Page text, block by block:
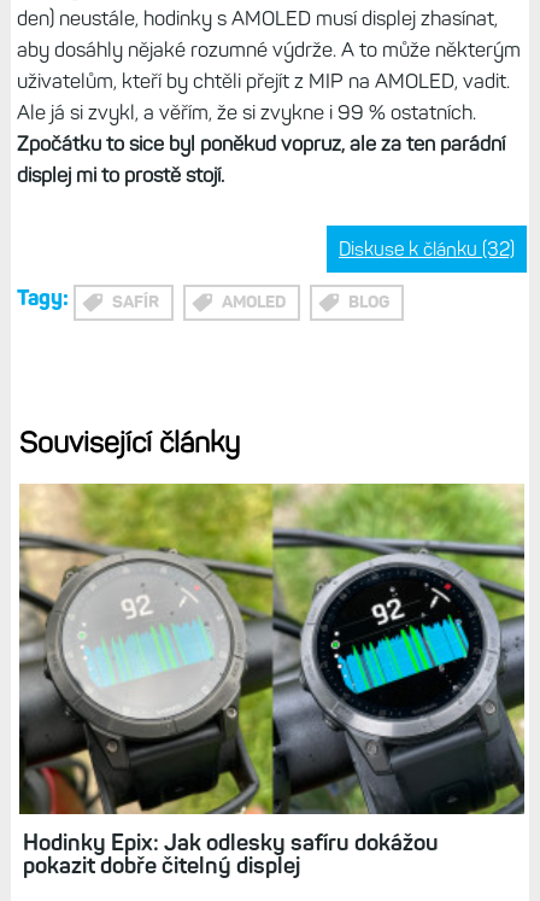
cibulovité. Oproti Enduro 3 jsou těžší, oproti F8 Solar zase
o kousek tlustší. Na druhou stranu nosím tu a tam mohuté
F8 Pro 47 mm a Enduro 3 a nedá se říct, že by mi to nějak
extra vadilo. E3 mám navíc s nylonem, nikoliv UltraFitem -
oba modely tak váží okolo 80 g.
Názor:Neustále řešíme jas a výdrž displeje AMOLED,
A ještě jedna „drobnost“, kde mají hodinky s MIP výhodu, a
tou je gesto. Na displej těchto hodinek totiž vidíte (přes
den) neustále, hodinky s AMOLED musí displej zhasínat,
Zpočátku to sice byl poněkud vopruz, ale za ten parádní
Diskuse k článku (32)
Tagy: SAFÍR AMOLED BLOG